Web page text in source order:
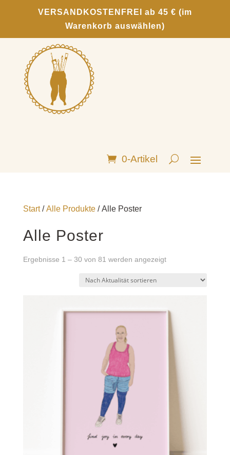
VERSANDKOSTENFREI ab 45 € (im
Warenkorb auswählen)
0-Artikel
Start/Alle Produkte/ Alle Poster
Alle Poster
Ergebnisse 1 – 30 von 81 werden angezeigtNach